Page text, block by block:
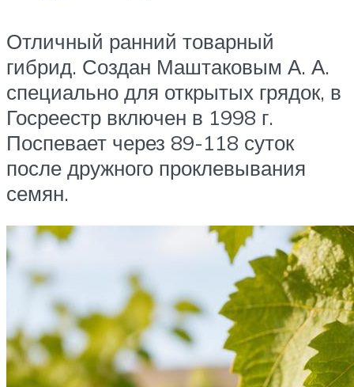
Отличный ранний товарный
гибрид. Создан Маштаковым А. А.
специально для открытых грядок, в
Госреестр включен в 1998 г.
Поспевает через 89-118 суток
после дружного проклевывания
семян.